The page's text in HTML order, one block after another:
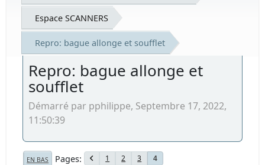
Espace SCANNERS
Repro: bague allonge et soufflet
Repro: bague allonge et
soufflet
Démarré par pphilippe, Septembre 17, 2022,
11:50:39
EN BAS Pages 1 2 3 4